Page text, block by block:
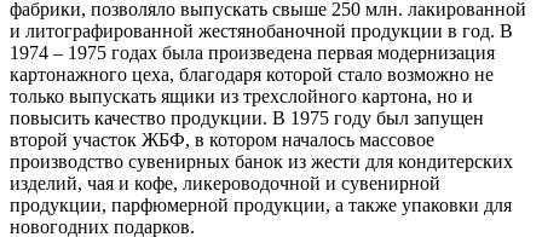
фабрики, позволяло выпускать свыше 250 млн. лакированной
и литографированной жестянобаночной продукции в год. В
1974 – 1975 годах была произведена первая модернизация
картонажного цеха, благодаря которой стало возможно не
только выпускать ящики из трехслойного картона, но и
повысить качество продукции. В 1975 году был запущен
второй участок ЖБФ, в котором началось массовое
производство сувенирных банок из жести для кондитерских
изделий, чая и кофе, ликероводочной и сувенирной
продукции, парфюмерной продукции, а также упаковки для
новогодних подарков.